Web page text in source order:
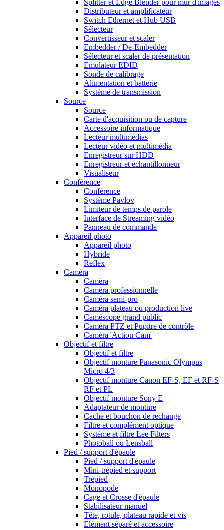
Splitter et Edge Blender pour mur d'images
Distributeur et amplificateur
Switch Ethernet et Hub USB
Sélecteur
Convertisseur et scaler
Embedder / De-Embedder
Sélecteur et scaler de présentation
Emulateur EDID
Sonde de calibrage
Alimentation et batterie
Système de transmission
Source
Source
Carte d'acquisition ou de capture
Accessoire informatique
Lecteur multimédias
Lecteur vidéo et multimédia
Enregistreur sur HDD
Enregistreur et échantillonneur
Visualiseur
Conférence
Conférence
Système Pavlov
Limiteur de temps de parole
Interface de Streaming vidéo
Panneau de commande
Appareil photo
Appareil photo
Hybride
Reflex
Caméra
Caméra
Caméra professionnelle
Caméra semi-pro
Caméra plateau ou production live
Caméscope grand public
Caméra PTZ et Pupitre de contrôle
Caméra 'Action Cam'
Objectif et filtre
Objectif et filtre
Objectif monture Panasonic Olympus
Micro 4/3
Objectif monture Canon EF-S, EF et RF-S
RF et PL
Objectif monture Sony E
Adaptateur de monture
Cache et bouchon de rechange
Filtre et complément optique
Système et filtre Lee Filters
Photoball ou Lensball
Pied / support d'épaule
Pied / support d'épaule
Mini-trépied et support
Trépied
Monopode
Cage et Crosse d'épaule
Stabilisateur manuel
Tête, rotule, plateau rapide et vis
Elément séparé et accessoire